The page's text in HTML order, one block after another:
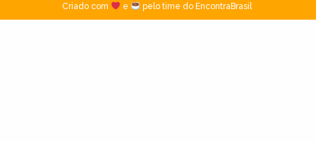
Criado com
e pelo time do EncontraBrasil